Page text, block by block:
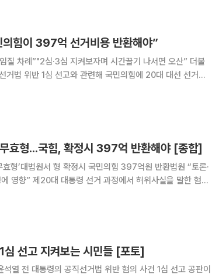
힘이 397억 선거비용 반환해야”
차례”"2심·3심 지켜보자며 시간끌기 나서면 오산” 더불
거법 위반 1심 선고와 관련해 국민의힘에 20대 대선 선거비
고 혈세로 보전받은 397억
효형...국힘, 확정시 397억 반환해야 [종합]
형’대법원서 형 확정시 국민의힘 397억원 반환법원 “토론·
사실을 말한 혐의
힘은 대선 때 보전받은
심 선고 지켜보는 시민들 [포토]
열 전 대통령의 공직선거법 위반 혐의 사건 1심 선고 공판이